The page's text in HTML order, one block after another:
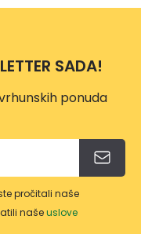
SADA!
ponuda
pročitali naše
našeuslove